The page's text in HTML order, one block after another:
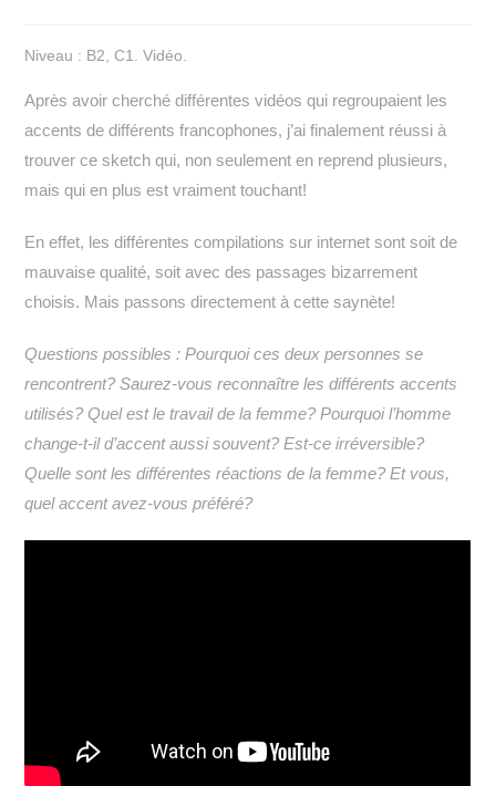
publication :
Niveau : B2, C1. Vidéo.
Après avoir cherché différentes vidéos qui regroupaient les
accents de différents francophones, j’ai finalement réussi à
trouver ce sketch qui, non seulement en reprend plusieurs,
mais qui en plus est vraiment touchant!
En effet, les différentes compilations sur internet sont soit de
mauvaise qualité, soit avec des passages bizarrement
choisis. Mais passons directement à cette saynète!
Questions possibles : Pourquoi ces deux personnes se
rencontrent? Saurez-vous reconnaître les différents accents
utilisés? Quel est le travail de la femme? Pourquoi l’homme
change-t-il d’accent aussi souvent? Est-ce irréversible?
Quelle sont les différentes réactions de la femme? Et vous,
quel accent avez-vous préféré?